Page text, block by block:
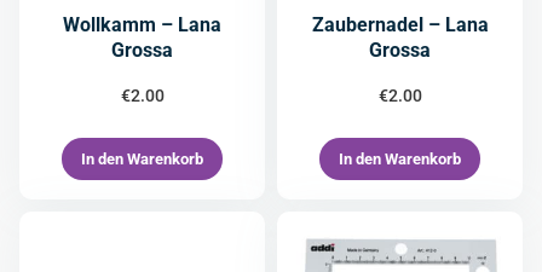
Wollkamm – Lana
Grossa
€2.00
In den Warenkorb
Zaubernadel – Lana
Grossa
€2.00
In den Warenkorb